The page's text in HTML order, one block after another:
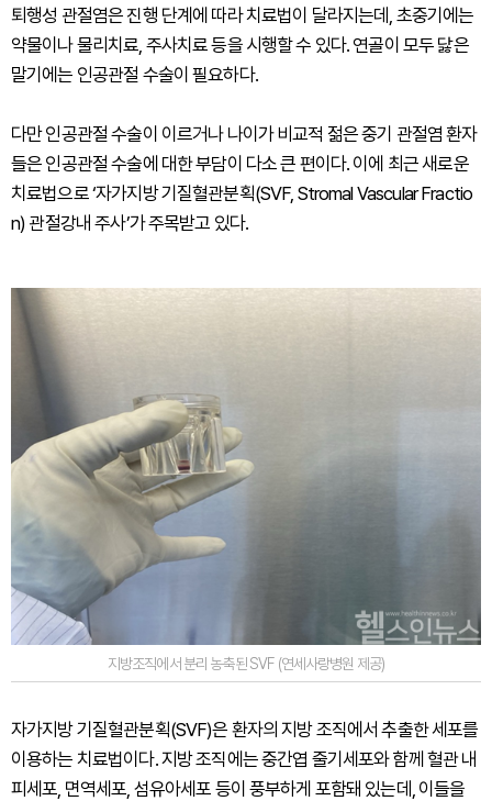
퇴행성 관절염은 진행 단계에 따라 치료법이 달라지는데, 초중기에는
약물이나 물리치료, 주사치료 등을 시행할 수 있다. 연골이 모두 닳은
말기에는 인공관절 수술이 필요하다.
다만 인공관절 수술이 이르거나 나이가 비교적 젊은 중기 관절염 환자
들은 인공관절 수술에 대한 부담이 다소 큰 편이다. 이에 최근 새로운
치료법으로 ‘자가지방 기질혈관분획(SVF, Stromal Vascular Fractio
n) 관절강내 주사’가 주목받고 있다.
지방조직에서 분리 농축된 SVF (연세사랑병원 제공)
자가지방 기질혈관분획(SVF)은 환자의 지방 조직에서 추출한 세포를
이용하는 치료법이다. 지방 조직에는 중간엽 줄기세포와 함께 혈관 내
피세포, 면역세포, 섬유아세포 등이 풍부하게 포함돼 있는데, 이들을